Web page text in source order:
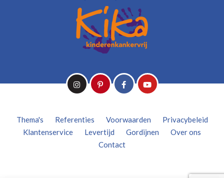
Thema's Referenties Voorwaarden
Privacybeleid
Klantenservice
Levertijd Gordijnen
Over ons
Contact